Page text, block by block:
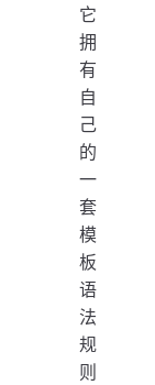
它
拥
有
自
己
的
一
套
模
板
语
法
规
则